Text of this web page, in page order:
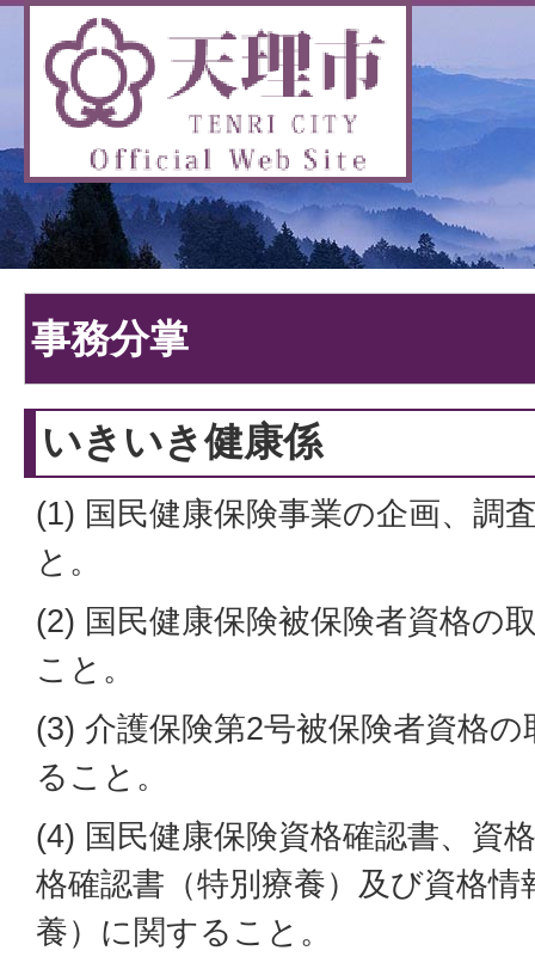
事務分掌
いきいき健康係
(1) 国民健康保険事業の企画、調
と。
(2) 国民健康保険被保険者資格の
こと。
(3) 介護保険第2号被保険者資格
ること。
(4) 国民健康保険資格確認書、資
格確認書（特別療養）及び資格
養）に関すること。